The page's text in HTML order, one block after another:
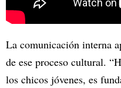
La comunicación interna
de ese proceso cultural.
los chicos jóvenes, es